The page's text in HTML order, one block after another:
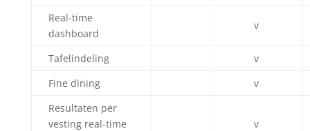
Real-time
dashboard
v
Tafelindeling
v
Fine dining
v
Resultaten per
vesting real-time
v